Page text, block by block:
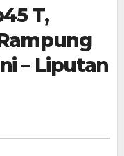
T,
– Liputan